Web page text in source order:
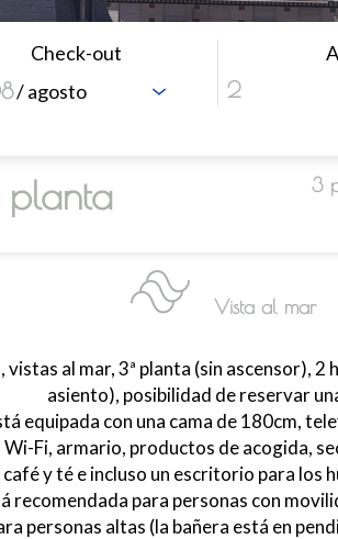
Check-out
/ agosto
planta 3
Vista al mar
al mar, 3ª planta (sin ascensor), 2
asiento), posibilidad de reservar
equipada con una cama de 180cm,
Wi-Fi, armario, productos de acogida,
y té e incluso un escritorio para los
recomendada para personas con
personas altas (la bañera está en